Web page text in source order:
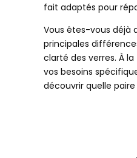
fait adaptés pour
Vous êtes-vous déjà
principales
clarté des verres. À
vos besoins
découvrir quelle